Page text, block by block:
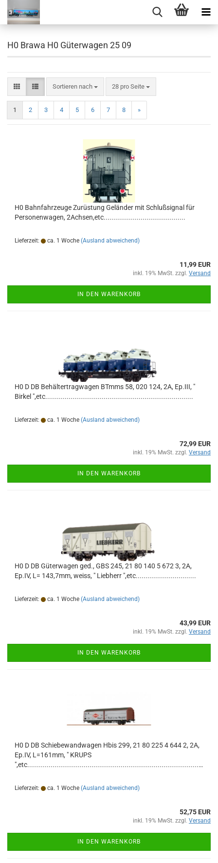
H0 Brawa H0 Güterwagen 25 09
Sortieren nach
Sortieren nach 28 pro Seite
pro Seite
1 2 3 4 5 6 7 8 »
H0 Bahnfahrzeuge Zurüstung Geländer mit Schlußsignal für
Personenwagen, 2Achsen,etc..........................................
Lieferzeit: ca. 1 Woche (Ausland abweichend)
11,99 EUR
inkl. 19% MwSt. zzgl. Versand
IN DEN WARENKORB
H0 D DB Behältertragwagen BTmms 58, 020 124, 2A, Ep.III, "
Birkel ",etc............................................................................
Lieferzeit: ca. 1 Woche (Ausland abweichend)
72,99 EUR
inkl. 19% MwSt. zzgl. Versand
IN DEN WARENKORB
H0 D DB Güterwagen ged., GBS 245, 21 80 140 5 672 3, 2A,
Ep.IV, L= 143,7mm, weiss, " Liebherr ",etc...............................
Lieferzeit: ca. 1 Woche (Ausland abweichend)
43,99 EUR
inkl. 19% MwSt. zzgl. Versand
IN DEN WARENKORB
H0 D DB Schiebewandwagen Hbis 299, 21 80 225 4 644 2, 2A,
Ep.IV, L=161mm, " KRUPS
",etc.............................................................................................
Lieferzeit: ca. 1 Woche (Ausland abweichend)
52,75 EUR
inkl. 19% MwSt. zzgl. Versand
IN DEN WARENKORB